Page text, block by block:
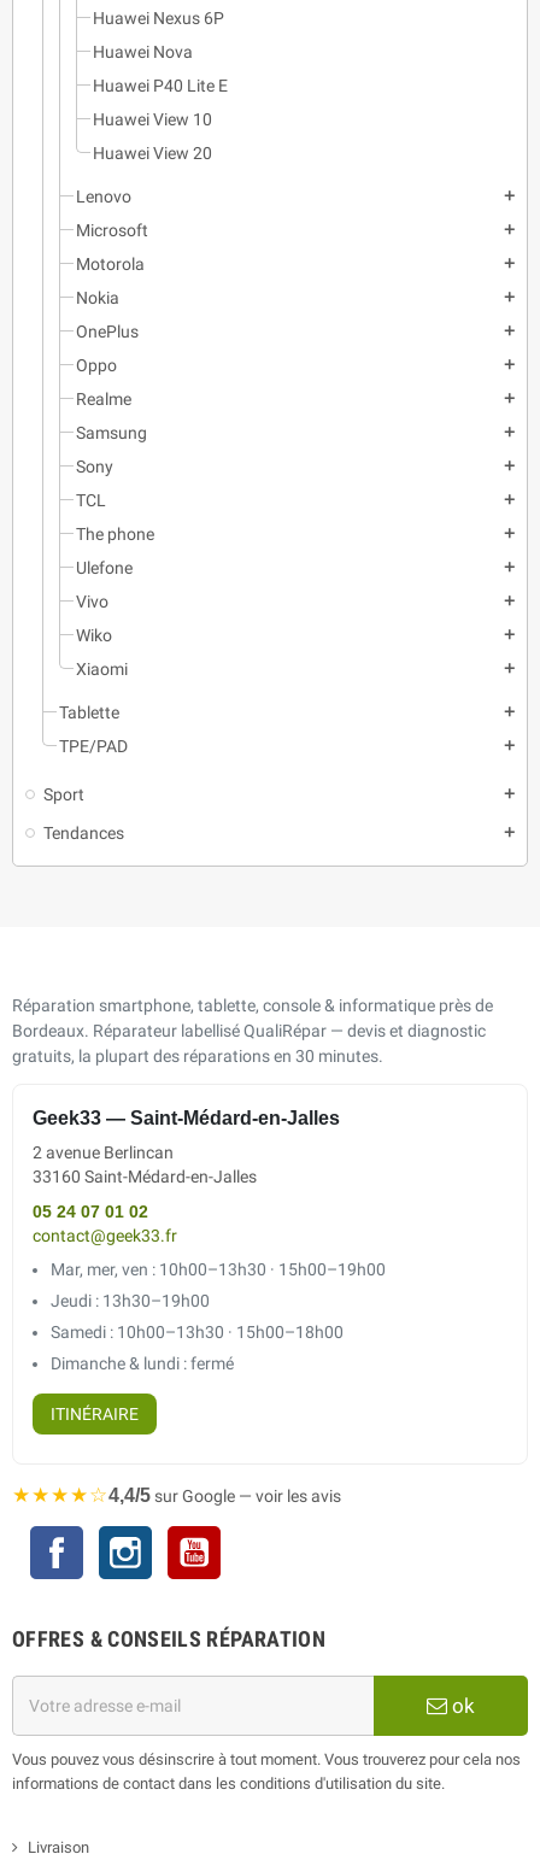
Huawei Nexus 6P
Huawei Nova
Huawei P40 Lite E
Huawei View 10
Huawei View 20
Lenovo add
Microsoft add
Motorola add
Nokia add
OnePlus add
Oppo add
Realme add
Samsung add
Sony add
TCL add
The phone add
Ulefone add
Vivo add
Wiko add
Xiaomi add
Tablette add
TPE/PAD add
Sport add
Tendances add
Réparation smartphone, tablette, console & informatique près de
Bordeaux. Réparateur labellisé QualiRépar — devis et diagnostic
gratuits, la plupart des réparations en 30 minutes.
Geek33 — Saint-Médard-en-Jalles
2 avenue Berlincan
33160 Saint-Médard-en-Jalles
05 24 07 01 02
contact@geek33.fr
Mar, mer, ven : 10h00–13h30 · 15h00–19h00
Jeudi : 13h30–19h00
Samedi : 10h00–13h30 · 15h00–18h00
Dimanche & lundi : fermé
ITINÉRAIRE
★★★★☆4,4/5sur Google — voir les avis
Facebook Instagram
OFFRES & CONSEILS RÉPARATION
ok
Vous pouvez vous désinscrire à tout moment. Vous trouverez pour cela nos
informations de contact dans les conditions d'utilisation du site.
Livraison